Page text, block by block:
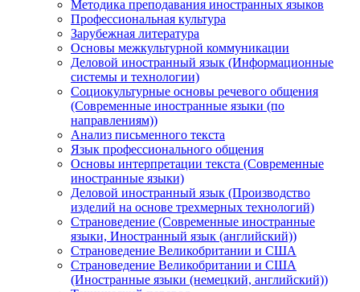
Методика преподавания иностранных языков
Профессиональная культура
Зарубежная литература
Основы межкультурной коммуникации
Деловой иностранный язык (Информационные
системы и технологии)
Социокультурные основы речевого общения
(Современные иностранные языки (по
направлениям))
Анализ письменного текста
Язык профессионального общения
Основы интерпретации текста (Современные
иностранные языки)
Деловой иностранный язык (Производство
изделий на основе трехмерных технологий)
Страноведение (Современные иностранные
языки, Иностранный язык (английский))
Страноведение Великобритании и США
Страноведение Великобритании и США
(Иностранные языки (немецкий, английский))